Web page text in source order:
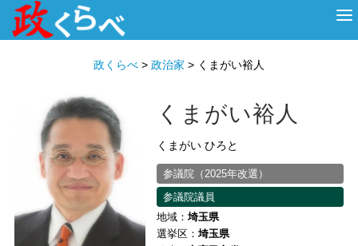
政くらべ > 政治家 > くまがい裕人
くまがい裕人
くまがい ひろと
参議院（2025年改選）
参議院議員
地域： 埼玉県
選挙区： 埼玉県